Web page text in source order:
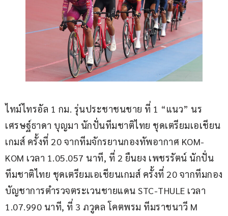
ไทม์ไทรอัล 1 กม. รุ่นประชาชนชาย ที่ 1 “แนว” นร
เศรษฐ์ธาดา บุญมา นักปั่นทีมชาติไทย ชุดเตรียมเอเชียน
เกมส์ ครั้งที่ 20 จากทีมจักรยานกองทัพอากาศ KOM-
KOM เวลา 1.05.057 นาที, ที่ 2 ยืนยง เพชรรัตน์ นักปั่น
ทีมชาติไทย ชุดเตรียมเอเชียนเกมส์ ครั้งที่ 20 จากทีมกอง
บัญชาการตำรวจตระเวนชายแดน STC-THULE เวลา
1.07.990 นาที, ที่ 3 ภวูดล โคตพรม ทีมราชนาวี M